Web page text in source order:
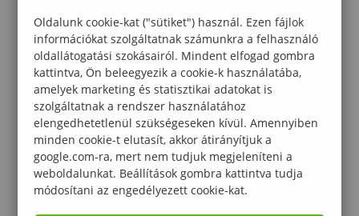
Oldalunk cookie-kat ("sütiket") használ. Ezen fájlok
információkat szolgáltatnak számunkra a felhasználó
oldallátogatási szokásairól. Mindent elfogad gombra
kattintva, Ön beleegyezik a cookie-k használatába,
amelyek marketing és statisztikai adatokat is
szolgáltatnak a rendszer használatához
elengedhetetlenül szükségeseken kívül. Amennyiben
minden cookie-t elutasít, akkor átirányítjuk a
google.com-ra, mert nem tudjuk megjeleníteni a
weboldalunkat. Beállítások gombra kattintva tudja
módosítani az engedélyezett cookie-kat.